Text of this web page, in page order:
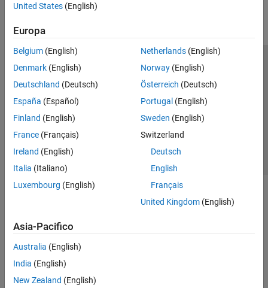
United States (English)
Europa
Belgium (English)
Denmark (English)
Deutschland (Deutsch)
España (Español)
Finland (English)
France (Français)
Ireland (English)
Italia (Italiano)
Luxembourg (English)
Netherlands(English)
Norway(English)
Österreich (Deutsch)
Portugal (English)
Sweden (English)
Switzerland
Deutsch
English
Français
United Kingdom(English)
Asia-Pacifico
Australia (English)
India (English)
New Zealand (English)
Centro di fiducia
Informativa sulla privacy
Antipirateria
Stato dell'applicazione
Contatti
© 1994-2026 The MathWorks, Inc.